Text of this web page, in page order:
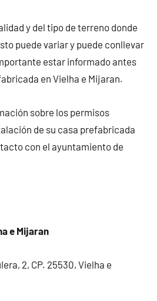
y del tipo de terreno donde
puede variar y puede conllevar
estar informado antes
en Vielha e Mijaran.
sobre los permisos
de su casa prefabricada
con el ayuntamiento de
e Mijaran
2, CP. 25530, Vielha e